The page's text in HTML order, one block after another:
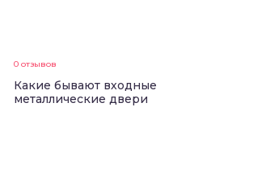
0 отзывов
Какие бывают входные
металлические двери